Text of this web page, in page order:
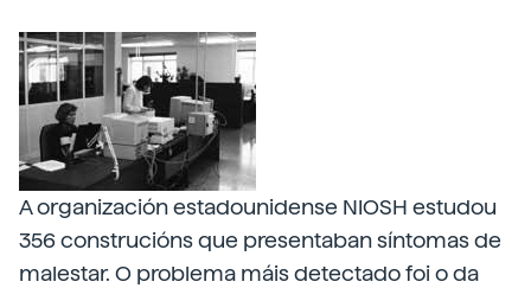
A organización estadounidense NIOSH estudou
356 construcións que presentaban síntomas de
malestar. O problema máis detectado foi o da